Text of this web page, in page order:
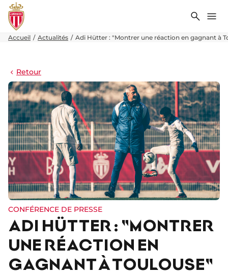
Accueil Actualités Adi Hütter : "Montrer une réaction en gagnant à
Retour
CONFÉRENCE DE PRESSE
ADI HÜTTER : "MONTRER
UNE RÉACTION EN
GAGNANT À TOULOUSE"